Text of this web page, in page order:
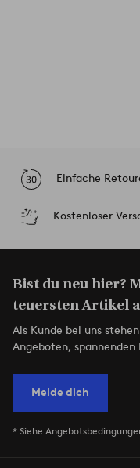
Einfache
Kostenloser
Bist du neu hier?
teuersten Artikel
Als Kunde bei uns
Angeboten,
Melde dich
* Siehe